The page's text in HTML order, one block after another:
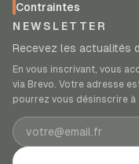
Contraintes
NEWSLETTER
Recevez les actualités
En vous inscrivant, vous
via Brevo. Votre adresse
pourrez vous désinscrire
Adresse e-mail